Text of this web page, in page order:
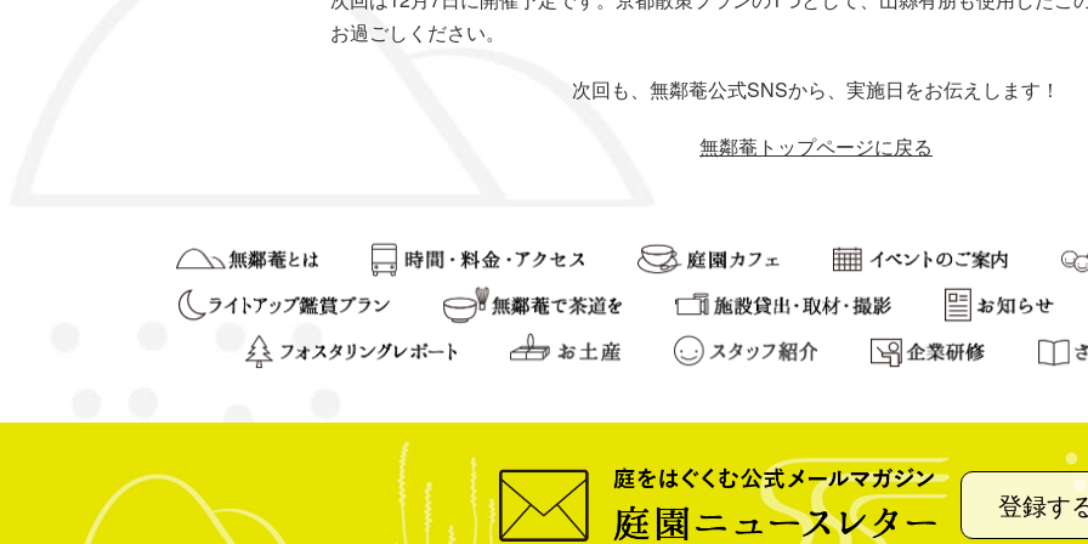
お過ごしください。
次回も、無鄰菴公式SNSから、実施日をお伝えします！
無鄰菴トップページに戻る
登録す